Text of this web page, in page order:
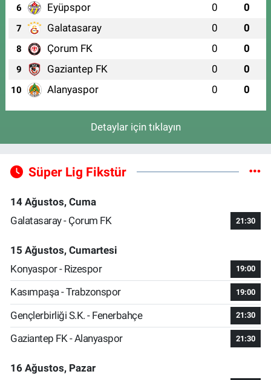
6 Eyüpspor 0 0
7 Galatasaray 0 0
8 Çorum FK 0 0
9 Gaziantep FK 0 0
10 Alanyaspor 0 0
Detaylar için tıklayın
Süper Lig Fikstür
14 Ağustos, Cuma
Galatasaray - Çorum FK
21:30
15 Ağustos, Cumartesi
Konyaspor - Rizespor
19:00
Kasımpaşa - Trabzonspor 19:00
Gençlerbirliği S.K. - Fenerbahçe 21:30
Gaziantep FK - Alanyaspor 21:30
16 Ağustos, Pazar